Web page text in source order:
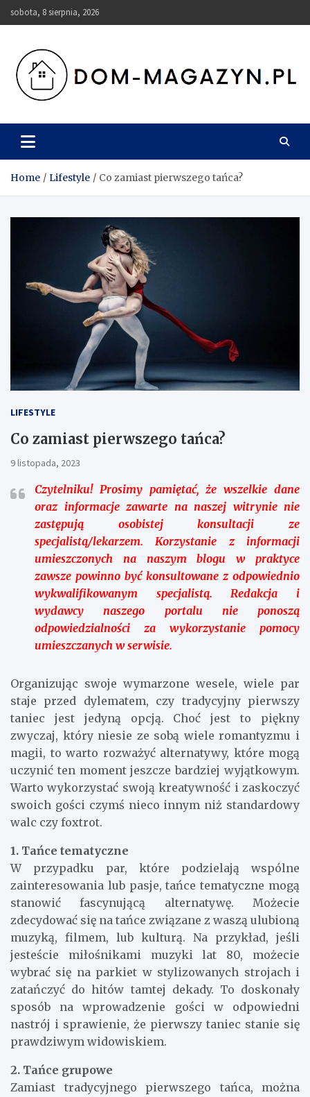
Skip
to
sobota, 8 sierpnia, 2026
Dom-Magazyn.pl
Home Lifestyle Co zamiast pierwszego tańca?
LIFESTYLE
Co zamiast pierwszego tańca?
9 listopada, 2023
Czytelniku!Prosimy pamiętać, że wszelkie dane
oraz informacje zawarte na naszej witrynie nie
zastępują osobistej konsultacji ze
specjalistą/lekarzem. Korzystanie z informacji
umieszczonych na naszym blogu w praktyce
zawsze powinno być konsultowane z odpowiednio
wykwalifikowanym specjalistą. Redakcja i
wydawcy naszego portalu nie ponoszą
odpowiedzialności za wykorzystanie pomocy
umieszczanych w serwisie.
Organizując swoje wymarzone wesele, wiele par
staje przed dylematem, czy tradycyjny pierwszy
taniec jest jedyną opcją. Choć jest to piękny
zwyczaj, który niesie ze sobą wiele romantyzmu i
magii, to warto rozważyć alternatywy, które mogą
uczynić ten moment jeszcze bardziej wyjątkowym.
Warto wykorzystać swoją kreatywność i zaskoczyć
swoich gości czymś nieco innym niż standardowy
walc czy foxtrot.
1. Tańce tematyczne
W przypadku par, które podzielają wspólne
zainteresowania lub pasje, tańce tematyczne mogą
stanowić fascynującą alternatywę. Możecie
zdecydować się na tańce związane z waszą ulubioną
muzyką, filmem, lub kulturą. Na przykład, jeśli
jesteście miłośnikami muzyki lat 80, możecie
wybrać się na parkiet w stylizowanych strojach i
zatańczyć do hitów tamtej dekady. To doskonały
sposób na wprowadzenie gości w odpowiedni
nastrój i sprawienie, że pierwszy taniec stanie się
prawdziwym widowiskiem.
2. Tańce grupowe
Zamiast tradycyjnego pierwszego tańca, można